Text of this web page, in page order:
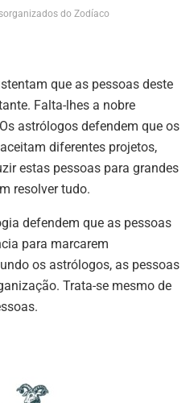
do Zodíaco
que as pessoas deste
Falta-lhes a nobre
astrólogos defendem que os
diferentes projetos,
estas pessoas para grandes
resolver tudo.
defendem que as pessoas
para marcarem
os astrólogos, as pessoas
Trata-se mesmo de